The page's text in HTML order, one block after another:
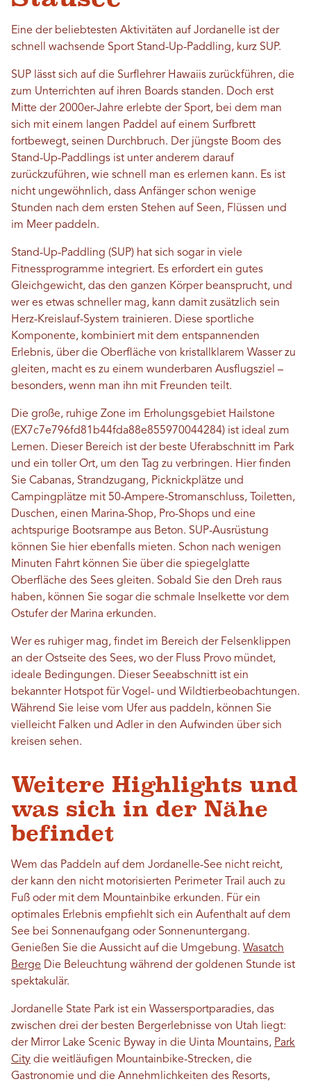
Eine der beliebtesten Aktivitäten auf Jordanelle ist der
schnell wachsende Sport Stand-Up-Paddling, kurz SUP.
SUP lässt sich auf die Surflehrer Hawaiis zurückführen, die
zum Unterrichten auf ihren Boards standen. Doch erst
Mitte der 2000er-Jahre erlebte der Sport, bei dem man
sich mit einem langen Paddel auf einem Surfbrett
fortbewegt, seinen Durchbruch. Der jüngste Boom des
Stand-Up-Paddlings ist unter anderem darauf
zurückzuführen, wie schnell man es erlernen kann. Es ist
nicht ungewöhnlich, dass Anfänger schon wenige
Stunden nach dem ersten Stehen auf Seen, Flüssen und
im Meer paddeln.
Stand-Up-Paddling (SUP) hat sich sogar in viele
Fitnessprogramme integriert. Es erfordert ein gutes
Gleichgewicht, das den ganzen Körper beansprucht, und
wer es etwas schneller mag, kann damit zusätzlich sein
Herz-Kreislauf-System trainieren. Diese sportliche
Komponente, kombiniert mit dem entspannenden
Erlebnis, über die Oberfläche von kristallklarem Wasser zu
gleiten, macht es zu einem wunderbaren Ausflugsziel –
besonders, wenn man ihn mit Freunden teilt.
Die große, ruhige Zone im Erholungsgebiet Hailstone
(EX7c7e796fd81b44fda88e855970044284) ist ideal zum
Lernen. Dieser Bereich ist der beste Uferabschnitt im Park
und ein toller Ort, um den Tag zu verbringen. Hier finden
Sie Cabanas, Strandzugang, Picknickplätze und
Campingplätze mit 50-Ampere-Stromanschluss, Toiletten,
Duschen, einen Marina-Shop, Pro-Shops und eine
achtspurige Bootsrampe aus Beton. SUP-Ausrüstung
können Sie hier ebenfalls mieten. Schon nach wenigen
Minuten Fahrt können Sie über die spiegelglatte
Oberfläche des Sees gleiten. Sobald Sie den Dreh raus
haben, können Sie sogar die schmale Inselkette vor dem
Ostufer der Marina erkunden.
Wer es ruhiger mag, findet im Bereich der Felsenklippen
an der Ostseite des Sees, wo der Fluss Provo mündet,
ideale Bedingungen. Dieser Seeabschnitt ist ein
bekannter Hotspot für Vogel- und Wildtierbeobachtungen.
Während Sie leise vom Ufer aus paddeln, können Sie
vielleicht Falken und Adler in den Aufwinden über sich
kreisen sehen.
Weitere Highlights und
was sich in der Nähe
befindet
Wem das Paddeln auf dem Jordanelle-See nicht reicht,
der kann den nicht motorisierten Perimeter Trail auch zu
Fuß oder mit dem Mountainbike erkunden. Für ein
optimales Erlebnis empfiehlt sich ein Aufenthalt auf dem
See bei Sonnenaufgang oder Sonnenuntergang.
Genießen Sie die Aussicht auf die Umgebung. Wasatch
Berge Die Beleuchtung während der goldenen Stunde ist
spektakulär.
Jordanelle State Park ist ein Wassersportparadies, das
zwischen drei der besten Bergerlebnisse von Utah liegt:
der Mirror Lake Scenic Byway in die Uinta Mountains, Park
City die weitläufigen Mountainbike-Strecken, die
Gastronomie und die Annehmlichkeiten des Resorts,